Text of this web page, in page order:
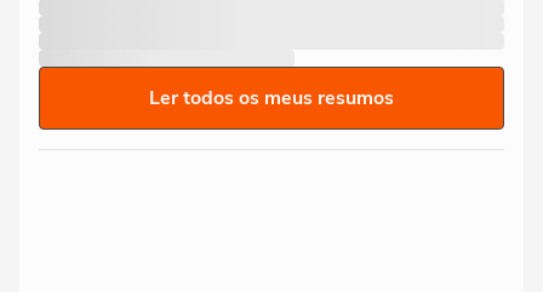
Ler todos os meus resumos